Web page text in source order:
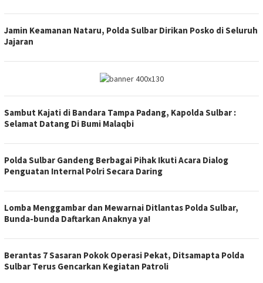
Jamin Keamanan Nataru, Polda Sulbar Dirikan Posko di Seluruh
Jajaran
Sambut Kajati di Bandara Tampa Padang, Kapolda Sulbar :
Selamat Datang Di Bumi Malaqbi
Polda Sulbar Gandeng Berbagai Pihak Ikuti Acara Dialog
Penguatan Internal Polri Secara Daring
Lomba Menggambar dan Mewarnai Ditlantas Polda Sulbar,
Bunda-bunda Daftarkan Anaknya ya!
Berantas 7 Sasaran Pokok Operasi Pekat, Ditsamapta Polda
Sulbar Terus Gencarkan Kegiatan Patroli